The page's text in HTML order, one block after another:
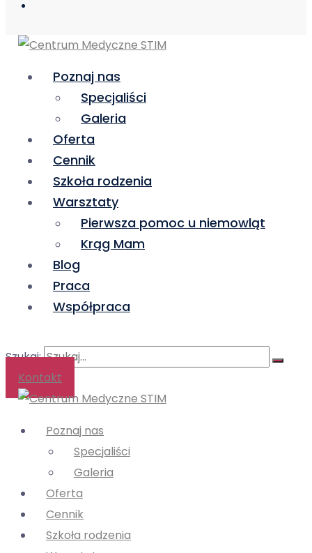
Poznaj nas
Specjaliści
Galeria
Oferta
Cennik
Szkoła rodzenia
Warsztaty
Pierwsza pomoc u niemowląt
Krąg Mam
Blog
Praca
Współpraca
Szukaj:
Kontakt
Poznaj nas
Specjaliści
Galeria
Oferta
Cennik
Szkoła rodzenia